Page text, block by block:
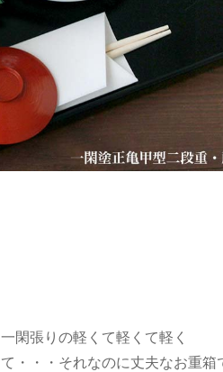
一閑張りの軽くて軽くて軽く
て・・・それなのに丈夫なお重箱